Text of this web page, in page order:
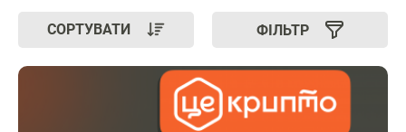
Про ЦеКрипто
СОРТУВАТИ ФІЛЬТР